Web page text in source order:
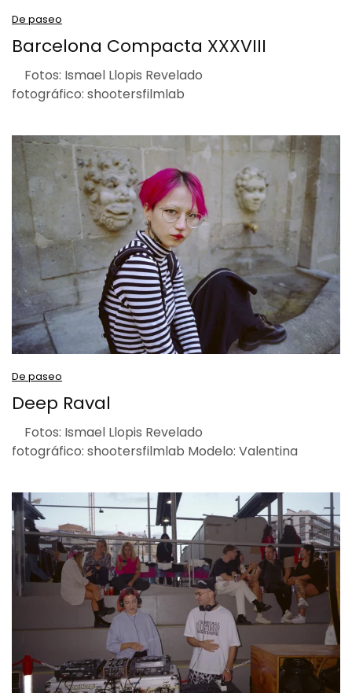
De paseo
Barcelona Compacta XXXVIII
Fotos: Ismael Llopis Revelado
fotográfico: shootersfilmlab
De paseo
Deep Raval
Fotos: Ismael Llopis Revelado
fotográfico: shootersfilmlab Modelo: Valentina